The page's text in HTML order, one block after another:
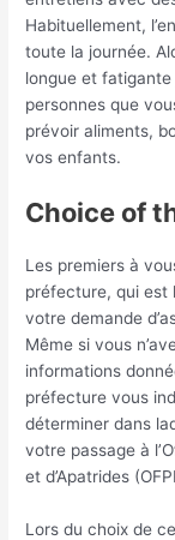
Habituellement,
toute la journée.
longue et fatigante
personnes que
prévoir aliments,
vos enfants.
Choice of
Les premiers à
préfecture, qui est
votre demande
Même si vous
informations
préfecture vous
déterminer dans
votre passage à
et d’Apatrides
Lors du choix de